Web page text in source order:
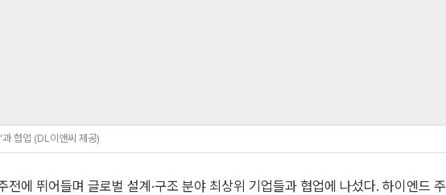
협업 (DL이앤씨 제공)
에 뛰어들며 글로벌 설계·구조 분야 최상위 기업들과 협업에 나섰다. 하이엔드 주